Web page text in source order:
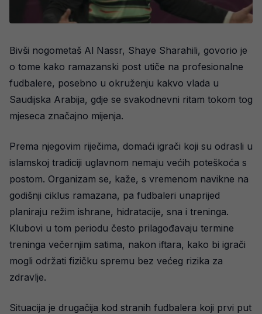
Bivši nogometaš Al Nassr, Shaye Sharahili, govorio je
o tome kako ramazanski post utiče na profesionalne
fudbalere, posebno u okruženju kakvo vlada u
Saudijska Arabija, gdje se svakodnevni ritam tokom tog
mjeseca značajno mijenja.
Prema njegovim riječima, domaći igrači koji su odrasli u
islamskoj tradiciji uglavnom nemaju većih poteškoća s
postom. Organizam se, kaže, s vremenom navikne na
godišnji ciklus ramazana, pa fudbaleri unaprijed
planiraju režim ishrane, hidratacije, sna i treninga.
Klubovi u tom periodu često prilagođavaju termine
treninga večernjim satima, nakon iftara, kako bi igrači
mogli održati fizičku spremu bez većeg rizika za
zdravlje.
Situacija je drugačija kod stranih fudbalera koji prvi put